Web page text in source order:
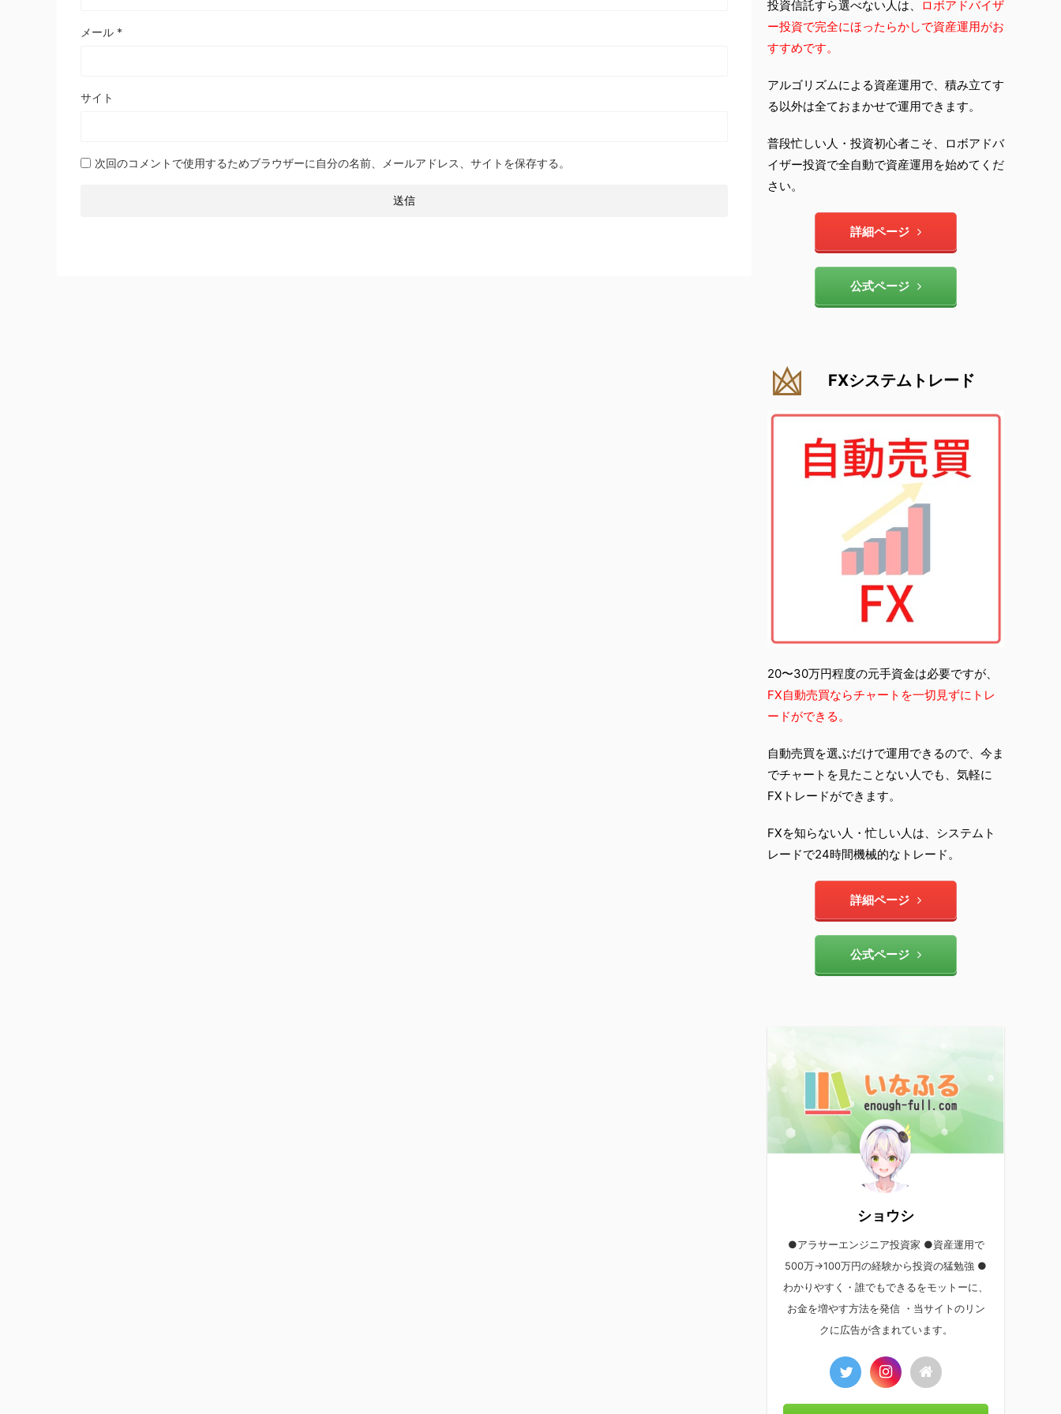
メール *
サイト
次回のコメントで使用するためブラウザーに自分の名前、メールアドレス、サイトを保存する。
投資信託すら選べない人は、
ロボアドバイザ
ー投資で完全にほったらかしで資産運用がお
すすめです。
アルゴリズムによる資産運用で、積み立てす
る以外は全ておまかせで運用できます。
普段忙しい人・投資初心者こそ、ロボアドバ
イザー投資で全自動で資産運用を始めてくだ
さい。
詳細ページ
公式ページ
FXシステムトレード
20〜30万円程度の元手資金は必要ですが、
FX自動売買ならチャートを一切見ずにトレ
ードができる。
自動売買を選ぶだけで運用できるので、今ま
でチャートを見たことない人でも、気軽に
FXトレードができます。
FXを知らない人・忙しい人は、システムト
レードで24時間機械的なトレード。
詳細ページ
公式ページ
ショウシ
●アラサーエンジニア投資家 ●資産運用で
500万→100万円の経験から投資の猛勉強 ●
わかりやすく・誰でもできるをモットーに、
お金を増やす方法を発信 ・当サイトのリン
クに広告が含まれています。